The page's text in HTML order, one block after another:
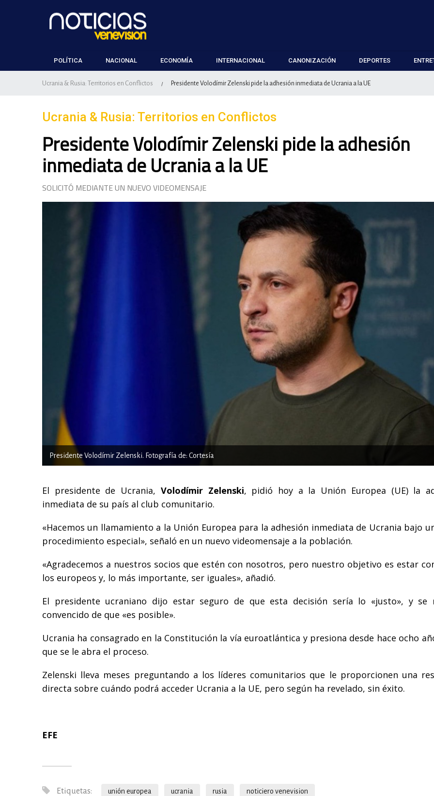
POLÍTICA NACIONAL ECONOMÍA INTERNACIONAL CANONIZACIÓN DEPORTES
Ucrania & Rusia: Territorios en Conflictos / Presidente Volodímir Zelenski pide la adhesión inmediata de Ucrania a la UE
Ucrania & Rusia: Territorios en Conflictos
Presidente Volodímir Zelenski pide la adhesión
inmediata de Ucrania a la UE
SOLICITÓ MEDIANTE UN NUEVO VIDEOMENSAJE
Presidente Volodímir Zelenski. Fotografía de: Cortesía
El presidente de Ucrania, Volodímir Zelenski, pidió hoy a la Unión Europea (UE) la
inmediata de su país al club comunitario.
«Hacemos un llamamiento a la Unión Europea para la adhesión inmediata de Ucrania bajo
procedimiento especial», señaló en un nuevo videomensaje a la población.
«Agradecemos a nuestros socios que estén con nosotros, pero nuestro objetivo es estar
los europeos y, lo más importante, ser iguales», añadió.
El presidente ucraniano dijo estar seguro de que esta decisión sería lo «justo», y se
convencido de que «es posible».
Ucrania ha consagrado en la Constitución la vía euroatlántica y presiona desde hace ocho
que se le abra el proceso.
Zelenski lleva meses preguntando a los líderes comunitarios que le proporcionen una
directa sobre cuándo podrá acceder Ucrania a la UE, pero según ha revelado, sin éxito.
EFE
Etiquetas: unión europea ucrania rusia noticiero venevision